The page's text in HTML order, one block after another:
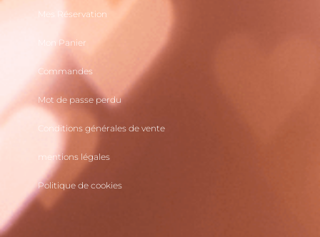
Mes Réservation
Mon Panier
Commandes
Mot de passe perdu
Conditions générales de vente
mentions légales
Politique de cookies